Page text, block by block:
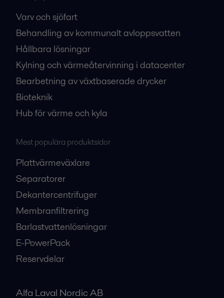
Varv och sjöfart
Behandling av kommunalt avloppsvatten
Hållbara lösningar
Kylning och värmeåtervinning i datacenter
Bearbetning av växtbaserade drycker
Bioteknik
Hub för värme och kyla
Mest populära produktsidor
Plattvärmeväxlare
Separatorer
Dekantercentrifuger
Membranfiltrering
Barlastvattenlösningar
E-PowerPack
Reservdelar
Alfa Laval Nordic AB